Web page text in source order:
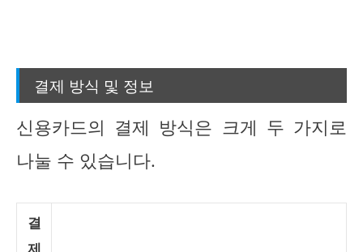
결제 방식 및 정보
신용카드의 결제 방식은 크게 두 가지로
나눌 수 있습니다.
결